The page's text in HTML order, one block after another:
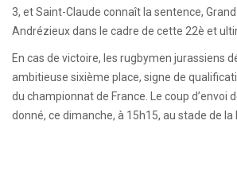
3, et Saint-Claude connaît la sentence,
Andrézieux dans le cadre de cette 22è et
En cas de victoire, les rugbymen jurassiens
ambitieuse sixième place, signe de
du championnat de France. Le coup d’envoi
donné, ce dimanche, à 15h15, au stade de la